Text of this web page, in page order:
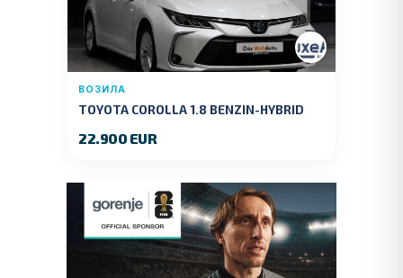
ВОЗИЛА
TOYOTA COROLLA 1.8 BENZIN-HYBRID
22.900 EUR